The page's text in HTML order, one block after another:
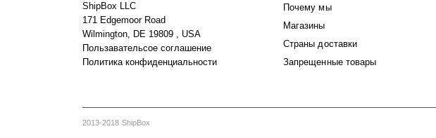
ShipBox LLC
171 Edgemoor Road
Wilmington, DE 19809 , USA
Пользавательсое соглашение
Политика конфиденциальности
Почему мы
Магазины
Страны доставки
Запрещенные товары
2013-2018 ShipBox